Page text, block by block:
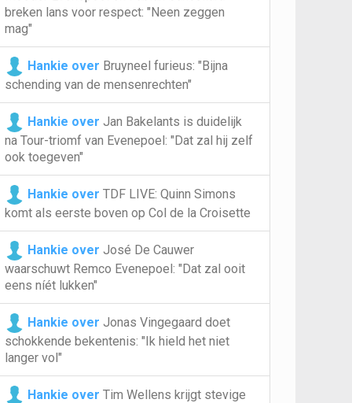
breken lans voor respect: "Neen zeggen
mag"
Hankie over Bruyneel furieus: "Bijna
schending van de mensenrechten"
Hankie over Jan Bakelants is duidelijk
na Tour-triomf van Evenepoel: "Dat zal hij zelf
ook toegeven"
Hankie over TDF LIVE: Quinn Simons
komt als eerste boven op Col de la Croisette
Hankie over José De Cauwer
waarschuwt Remco Evenepoel: "Dat zal ooit
eens níét lukken"
Hankie over Jonas Vingegaard doet
schokkende bekentenis: "Ik hield het niet
langer vol"
Hankie over Tim Wellens krijgt stevige